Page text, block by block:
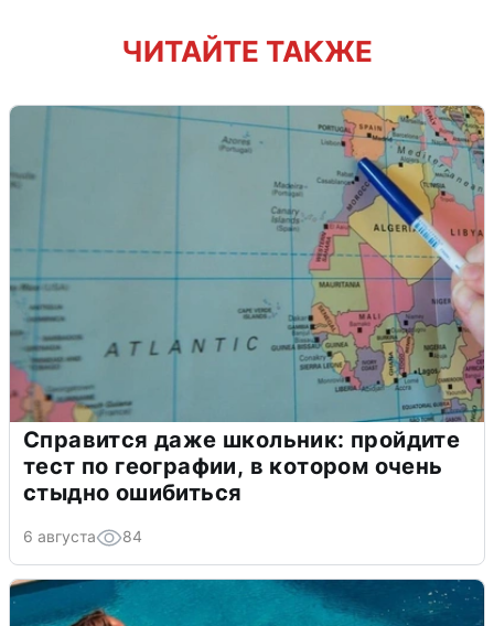
ЧИТАЙТЕ ТАКЖЕ
Справится даже школьник: пройдите
тест по географии, в котором очень
стыдно ошибиться
6 августа 84